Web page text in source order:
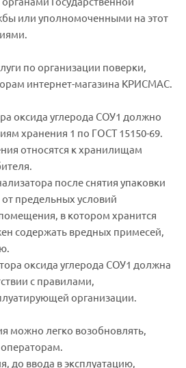
или уполномоченными на этот
по организации поверки,
интернет-магазина КРИСМАС.
оксида углерода СОУ1 должно
хранения 1 по ГОСТ 15150-69.
относятся к хранилищам
после снятия упаковки
предельных условий
в котором хранится
содержать вредных примесей,
оксида углерода СОУ1 должна
с правилами,
организации.
можно легко возобновлять,
до ввода в эксплуатацию,